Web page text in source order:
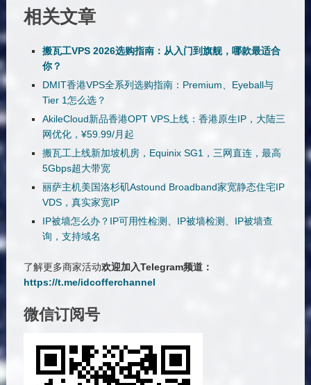
相关文章
搬瓦工VPS 2026选购指南：从入门到旗舰，哪款最适合
你？
DMIT香港VPS全系列选购指南：Premium、Eyeball与
Tier 1怎么选？
AkileCloud新品香港OPT VPS上线：香港原生IP，大陆三
网优化，¥59.99/月起
搬瓦工上线新加坡机房，Equinix SG1，三网直连，最高
5Gbps超大带宽
丽萨主机美国洛杉矶Astound Broadband家宽静态住宅IP
VDS，真实家宽IP
IP被墙怎么办？IP可用性检测、IP被墙检测、IP被墙查
询，支持域名
了解更多商家活动欢迎加入Telegram频道：
https://t.me/idcofferchannel
微信订阅号